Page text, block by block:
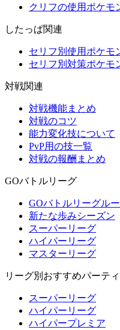
クリフの使用ポケモ
したっぱ関連
セリフ別使用ポケモ
セリフ別対策ポケモ
対戦関連
対戦機能まとめ
対戦のコツ
能力変化技について
PvP用の技一覧
対戦の報酬まとめ
GOバトルリーグ
GOバトルリーグル
新たな歩みシーズン
スーパーリーグ
ハイパーリーグ
マスターリーグ
リーグ別おすすめパーティ
スーパーリーグ
ハイパーリーグ
ハイパープレミア